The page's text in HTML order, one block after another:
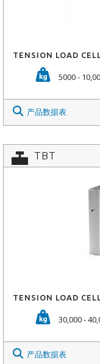
TENSION LOAD
5000 -
产品数据表
TBT
TENSION LOAD
30,000 -
产品数据表